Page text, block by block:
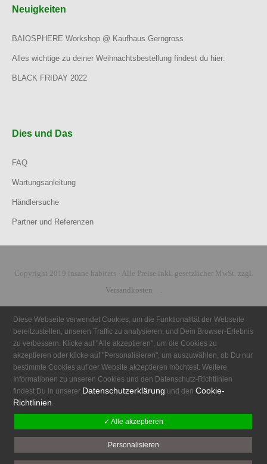
Neuigkeiten
BAIOSPHERE Workshop @ Kaufhaus Gerngross
Alles wichtige zu deiner Weihnachtsbestellung findest du hier:
BLACK FRIDAY 2022
Dies und Das
FAQ
Wartungsanleitung
Händlersuche
Partner und Referenzen
Copyright 2019 insane habitats · Alle Preise inkl. gesetzlicher MwSt. zzgl.
Versandkosten
Diese Webseite verwendet Cookies, um die Funktionalität der Webseite
bereitzustellen, unseren Traffic zu analysieren, und Dein Browser-Erlebnis
zu verbessern. Klicke auf "Alle akzeptieren", um die Cookies zu
akzeptieren oder klicke auf "Personalisieren", um auszuwählen, ob Du nur
bestimmte Cookies auf der Website akzeptieren möchtest. Weitere
Informationen zu unseren Cookies und den Datenschutz-Richtlinien
findest Du in unserer Datenschutzerklärung und denCookie-
Richtlinien.
✓ Alle akzeptieren
Personalisieren